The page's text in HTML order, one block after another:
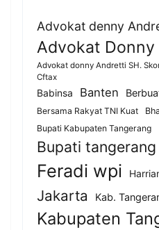
Advokat denny
Advokat
Advokat donny Andretti SH.
Cftax
Babinsa Banten
Bersama Rakyat TNI Kuat
Bupati Kabupaten Tangerang
Bupati tangerang
Feradi wpi
Jakarta Kab.
Kabupaten